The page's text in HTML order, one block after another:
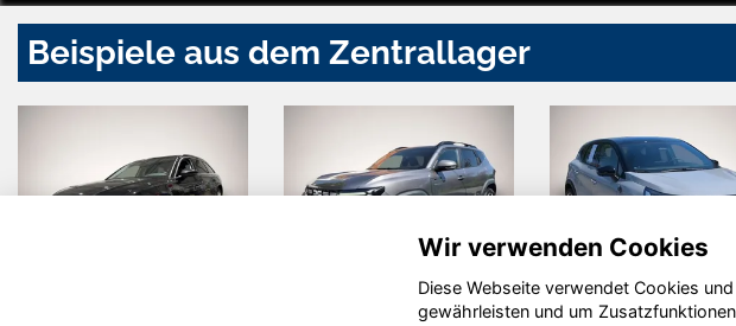
Beispiele aus dem Zentrallager
Dacia Duster Renault
Wir verwenden Cookies
Diese Webseite verwendet Cookies
gewährleisten und um